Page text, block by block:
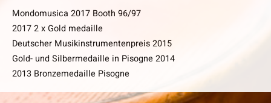
Mondomusica 2017 Booth 96/97
2017 2 x Gold medaille
Deutscher Musikinstrumentenpreis 2015
Gold- und Silbermedaille in Pisogne 2014
2013 Bronzemedaille Pisogne